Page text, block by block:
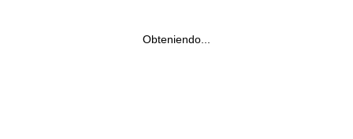
Obteniendo...